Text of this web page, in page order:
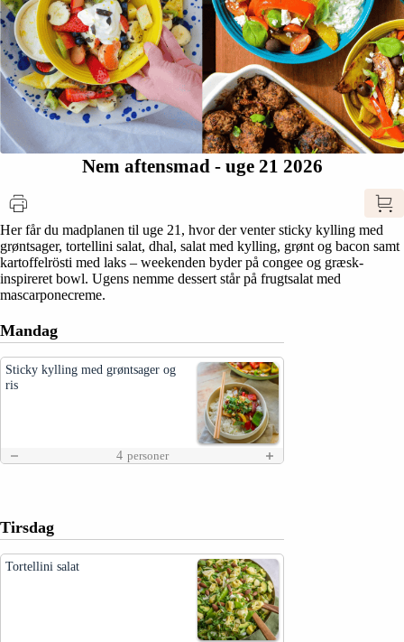
Nem aftensmad - uge 21 2026
Her får du madplanen til uge 21, hvor der venter sticky kylling med
grøntsager, tortellini salat, dhal, salat med kylling, grønt og bacon samt
kartoffelrösti med laks – weekenden byder på congee og græsk-
inspireret bowl. Ugens nemme dessert står på frugtsalat med
mascarponecreme.
Mandag
Sticky kylling med grøntsager og
ris
4 personer
Tirsdag
Tortellini salat